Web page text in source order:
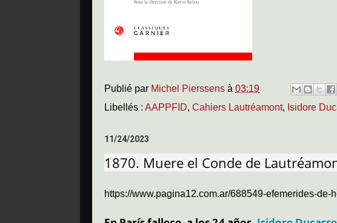
Publié par Michel Pierssens à 03:19
Libellés : AAPPFID, Cahiers Lautréamont, Isidore
11/24/2023
1870. Muere el Conde de
https://www.pagina12.com.ar/688549-efemerides-